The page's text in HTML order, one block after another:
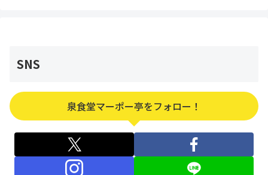
SNS
泉食堂マーポー亭をフォロー！